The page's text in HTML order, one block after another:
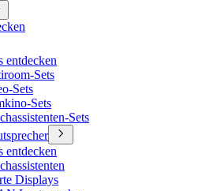
entdecken
Sets
Sets
Sets
Sets
entdecken
Displays